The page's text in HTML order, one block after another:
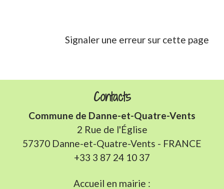
Signaler une erreur sur cette page
Contacts
Commune de Danne-et-Quatre-Vents
2 Rue de l'Église
57370 Danne-et-Quatre-Vents - FRANCE
+33 3 87 24 10 37
Accueil en mairie :